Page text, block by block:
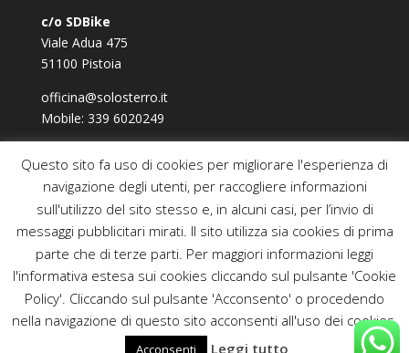
c/o SDBike
Viale Adua 475
51100 Pistoia
officina@solosterro.it
Mobile: 339 6020249
Contatti
Cookie Policy
Termini e Condizioni
Solosterro di Capecchi Claudio, Viale Adua 475, 51100,
Questo sito fa uso di cookies per migliorare l'esperienza di
navigazione degli utenti, per raccogliere informazioni
sull'utilizzo del sito stesso e, in alcuni casi, per l’invio di
messaggi pubblicitari mirati. Il sito utilizza sia cookies di prima
parte che di terze parti. Per maggiori informazioni leggi
l'informativa estesa sui cookies cliccando sul pulsante 'Cookie
Policy'. Cliccando sul pulsante 'Acconsento' o procedendo
nella navigazione di questo sito acconsenti all'uso dei cookies.
Acconsenti Leggi tutto